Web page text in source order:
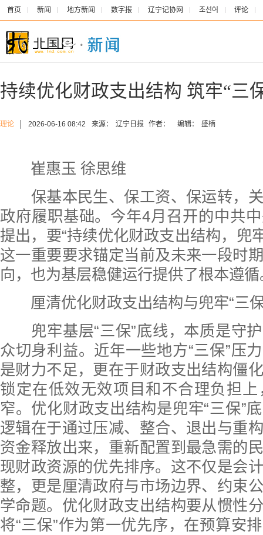
首页 新闻 地方新闻 数字报 辽宁记协网 조선어 评论
持续优化财政支出结构 筑牢“三
理论 2026-06-16 08:42 来源： 辽宁日报 作者： 编辑： 盛楠
崔惠玉 徐思维
保基本民生、保工资、保运转，关
政府履职基础。今年4月召开的中共
提出，要“持续优化财政支出结构，兜
这一重要要求锚定当前及未来一段时
向，也为基层稳健运行提供了根本遵循
厘清优化财政支出结构与兜牢“三保
兜牢基层“三保”底线，本质是守护
众切身利益。近年一些地方“三保”压
是财力不足，更在于财政支出结构僵
锁定在低效无效项目和不合理负担
窄。优化财政支出结构是兜牢“三保”
逻辑在于通过压减、整合、退出与重
资金释放出来，重新配置到最急需的
现财政资源的优先排序。这不仅是会
整，更是厘清政府与市场边界、约束
学命题。优化财政支出结构要从惯性
将“三保”作为第一优先序，在预算安